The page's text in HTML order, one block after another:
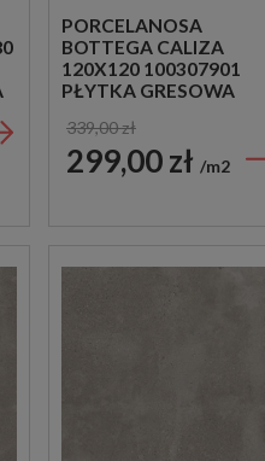
PORCELANOSA
BOTTEGA CALIZA
120X120 100307901
PŁYTKA GRESOWA
339,00 zł
299,00 zł m2